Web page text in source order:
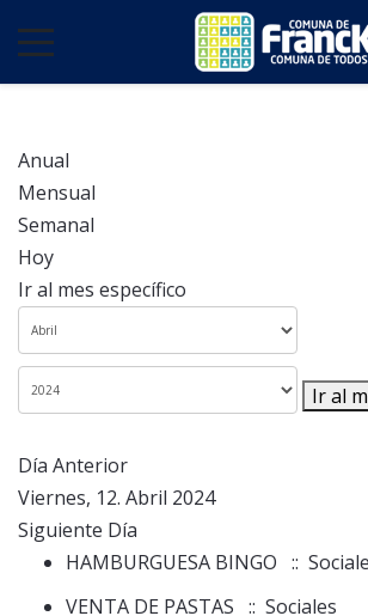
Anual
Mensual
Semanal
Hoy
Ir al mes específico
Ir al
Día Anterior
Viernes, 12. Abril 2024
Siguiente Día
HAMBURGUESA BINGO ::
VENTA DE PASTAS :: Sociales